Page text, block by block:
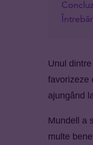
Unul
favorizeze
ajungând
Mundell a
multe